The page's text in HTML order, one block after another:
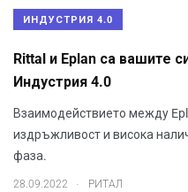
ИНДУСТРИЯ 4.0
Rittal и Eplan са вашите
Индустрия 4.0
Взаимодействието между
издръжливост и висока
фаза.
28.09.2022 . РИТАЛ